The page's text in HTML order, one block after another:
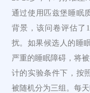
通过使用匹兹堡睡眠
背景，该问卷评估了
扰。 如果候选人的睡
严重的睡眠障碍， 将
计的实验条件下，按
被随机分为三组。每